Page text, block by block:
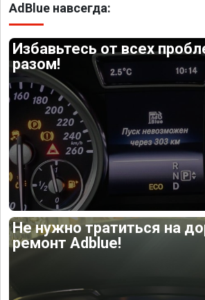
AdBlue навсегда:
Избавьтесь от всех
разом!
Не нужно тратиться на
ремонт Adblue!